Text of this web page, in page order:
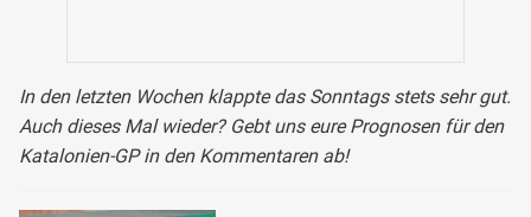
In den letzten Wochen klappte das Sonntags stets sehr gut.
Auch dieses Mal wieder? Gebt uns eure Prognosen für den
Katalonien-GP in den Kommentaren ab!